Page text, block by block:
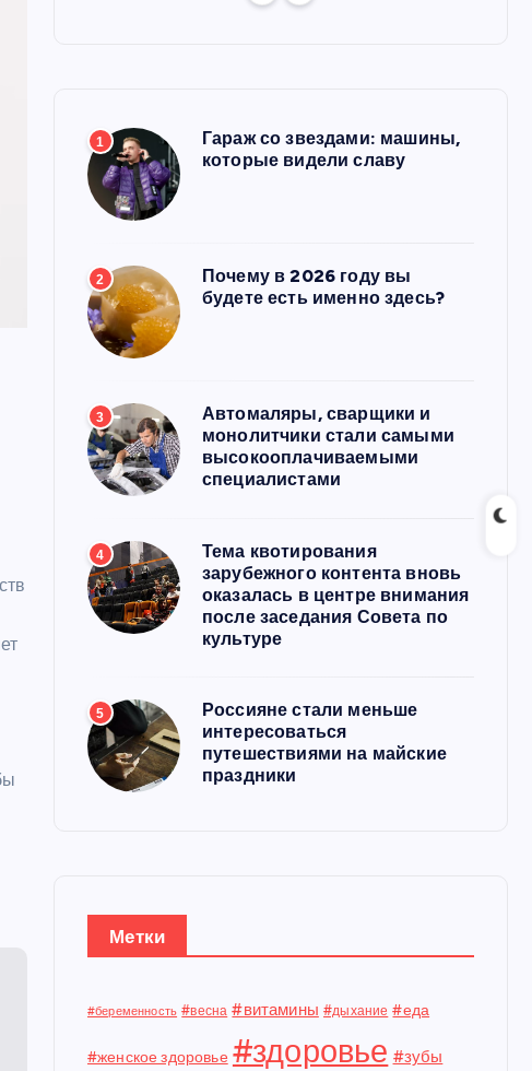
1
Гараж со звездами: машины,
которые видели славу
2
Почему в 2026 году вы
будете есть именно здесь?
3
Автомаляры, сварщики и
монолитчики стали самыми
высокооплачиваемыми
специалистами
4
Тема квотирования
зарубежного контента вновь
оказалась в центре внимания
после заседания Совета по
культуре
5
Россияне стали меньше
интересоваться
путешествиями на майские
праздники
Метки
#беременность #весна #витамины #дыхание #еда
#женское здоровье #здоровье #зубы